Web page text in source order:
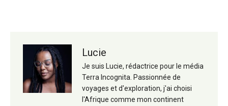
Lucie
Je suis Lucie, rédactrice pour le média
Terra Incognita. Passionnée de
voyages et d'exploration, j'ai choisi
l'Afrique comme mon continent